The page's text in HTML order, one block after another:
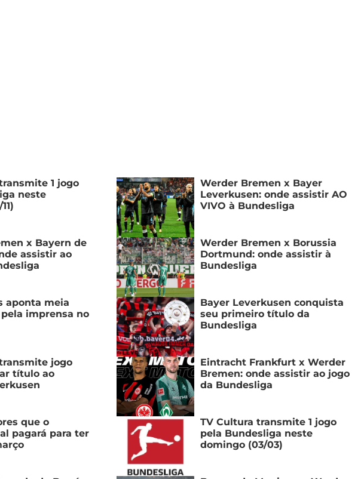
1 jogo
neste
Werder Bremen x Bayer
Leverkusen: onde assistir AO
VIVO à Bundesliga
x Bayern de
assistir ao
Werder Bremen x Borussia
Dortmund: onde assistir à
Bundesliga
aponta meia
imprensa no
Bayer Leverkusen conquista
seu primeiro título da
Bundesliga
jogo
título ao
Eintracht Frankfurt x Werder
Bremen: onde assistir ao jogo
da Bundesliga
que o
pagará para ter
TV Cultura transmite 1 jogo
pela Bundesliga neste
domingo (03/03)